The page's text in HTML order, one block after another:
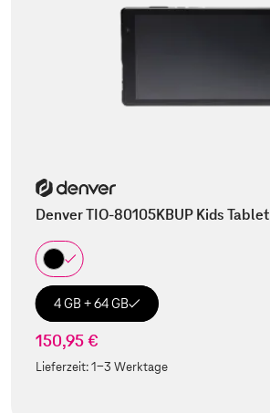
Denver TIO-80105KBUP Kids Tablet
4 GB + 64 GB
150,95 €
Lieferzeit:1-3 Werktage